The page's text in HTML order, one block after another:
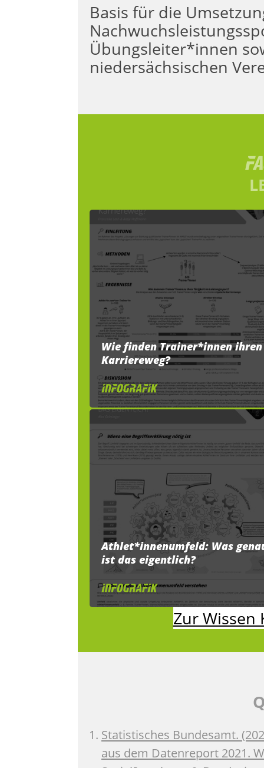
Basis für die
Übungsleiter*innen
niedersächsischen
Wie finden Trainer*innen ihren
Karriereweg?
Athlet*innenumfeld: Was
ist das eigentlich?
Zur
Statistisches Bundesamt.
aus dem Datenreport 2021.